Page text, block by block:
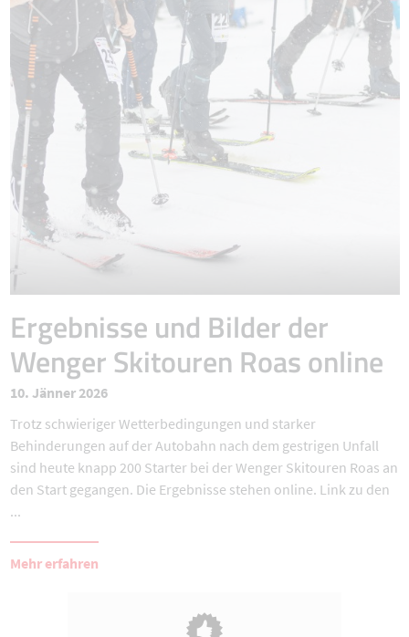
Ergebnisse und Bilder der
Wenger Skitouren Roas online
10. Jänner 2026
Trotz schwieriger Wetterbedingungen und starker
Behinderungen auf der Autobahn nach dem gestrigen Unfall
sind heute knapp 200 Starter bei der Wenger Skitouren Roas an
den Start gegangen. Die Ergebnisse stehen online. Link zu den
...
Mehr erfahren